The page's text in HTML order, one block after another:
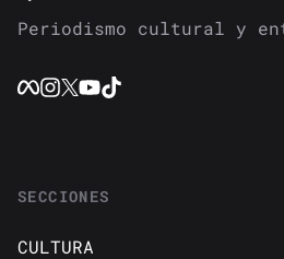
Periodismo cultural y
SECCIONES
CULTURA